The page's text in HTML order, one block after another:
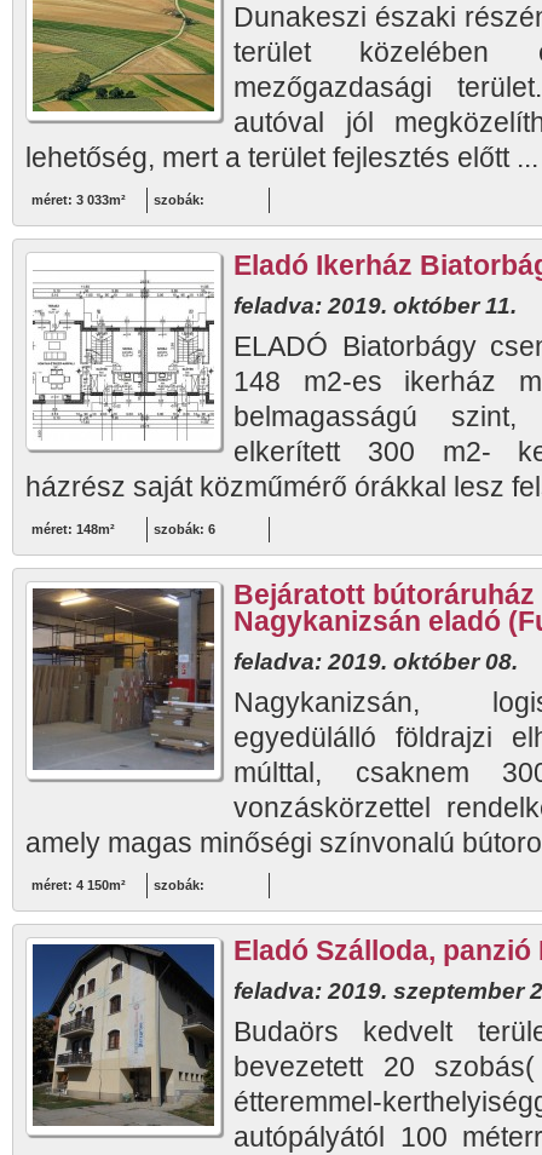
Dunakeszi északi
terület közelében
mezőgazdasági
autóval jól
lehetőség, mert a terület fejlesztés előtt
méret: 3 033m² szobák:
Eladó Ikerház
feladva: 2019. október 11.
ELADÓ Biatorbágy
148 m2-es ikerház
belmagasságú
elkerített 300 m2-
házrész saját közműmérő órákkal lesz
méret: 148m² szobák: 6
Bejáratott
Nagykanizsán eladó
feladva: 2019. október 08.
Nagykanizsán,
egyedülálló földrajzi
múlttal, csaknem
vonzáskörzettel
amely magas minőségi színvonalú
méret: 4 150m² szobák:
Eladó Szálloda,
feladva: 2019. szeptember
Budaörs kedvelt
bevezetett 20
étteremmel-
autópályától 100